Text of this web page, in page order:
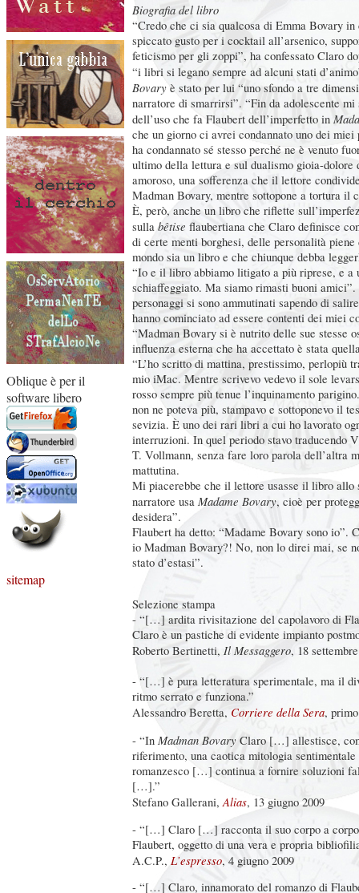
Oblique è per il
software libero
sitemap
Biografia del libro
“Credo che ci sia qualcosa di Emma Bovary
spiccato gusto per i cocktail all’arsenico,
feticismo per gli zoppi”, ha confessato Claro
“i libri si legano sempre ad alcuni stati
Bovary è stato per lui “uno sfondo a tre
narratore di smarrirsi”. “Fin da adolescente mi
dell’uso che fa Flaubert dell’imperfetto in
che un giorno ci avrei condannato uno dei miei
ha condannato sé stesso perché ne è venuto
ultimo della lettura e sul dualismo gioia-dolore
amoroso, una sofferenza che il lettore
Madman Bovary, mentre sottopone a tortura il
È, però, anche un libro che riflette
sulla bêtise flaubertiana che Claro definisce
di certe menti borghesi, delle personalità
mondo sia un libro e che chiunque debba
“Io e il libro abbiamo litigato a più riprese, e a
schiaffeggiato. Ma siamo rimasti buoni
personaggi si sono ammutinati sapendo di
hanno cominciato ad essere contenti dei miei
“Madman Bovary si è nutrito delle sue stesse
influenza esterna che ha accettato è stata
“L’ho scritto di mattina, prestissimo, perlopiù
mio iMac. Mentre scrivevo vedevo il sole
rosso sempre più tenue l’inquinamento
non ne poteva più, stampavo e sottoponevo il
sevizia. È uno dei rari libri a cui ho lavorato
interruzioni. In quel periodo stavo traducendo
T. Vollmann, senza fare loro parola dell’altra
mattutina.
Mi piacerebbe che il lettore usasse il libro allo
narratore usa Madame Bovary, cioè per
desidera”.
Flaubert ha detto: “Madame Bovary sono io”.
io Madman Bovary?! No, non lo direi mai, se
stato d’estasi”.
Selezione stampa
- “[…] ardita rivisitazione del capolavoro di
Claro è un pastiche di evidente impianto
Roberto Bertinetti, Il Messaggero, 18
- “[…] è pura letteratura sperimentale, ma il
ritmo serrato e funziona.”
Alessandro Beretta, Corriere della Sera,
- “In Madman Bovary Claro […] allestisce,
riferimento, una caotica mitologia
romanzesco […] continua a fornire soluzioni
[…].”
Stefano Gallerani,Alias, 13 giugno 2009
- “[…] Claro […] racconta il suo corpo a
Flaubert, oggetto di una vera e propria
A.C.P., L’espresso, 4 giugno 2009
- “[…] Claro, innamorato del romanzo di